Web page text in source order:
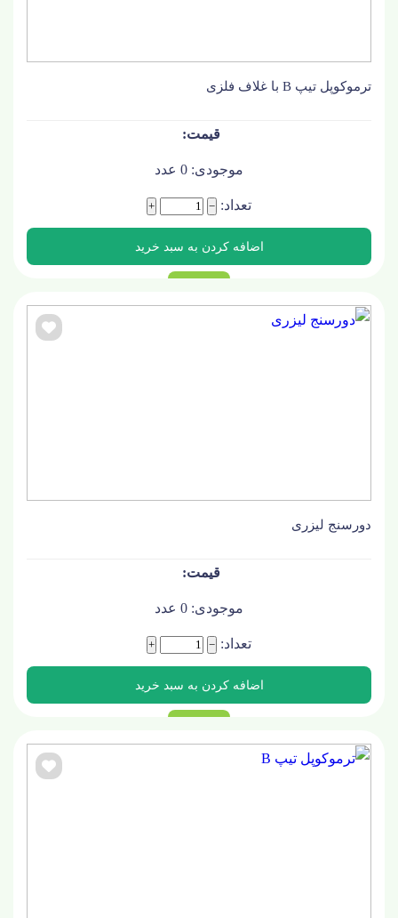
ترموکوپل تیپ B با غلاف فلزی
موجودی: 0 عدد
تعداد: −
+
دورسنج لیزری
موجودی: 0 عدد
تعداد: −
+